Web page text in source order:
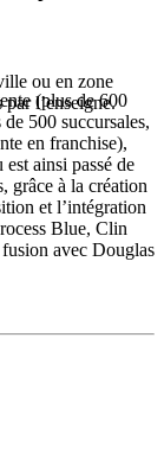
(plus de 600
500 succursales,
en franchise),
est ainsi passé de
grâce à la création
et l’intégration
Blue, Clin
avec Douglas
leader européen
implantés
ou en zone
l’enseigne.
des
convention